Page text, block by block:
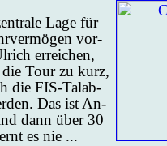
La­ge für
vor­
er­rei­chen,
Tour zu kurz,
die FIS-Tal­ab­
Das ist An­
dann über 30
es nie ...